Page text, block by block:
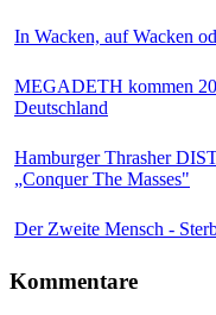
In Wacken, auf Wacken
MEGADETH kommen
Deutschland
Hamburger Thrasher
„Conquer The Masses"
Der Zweite Mensch -
Kommentare